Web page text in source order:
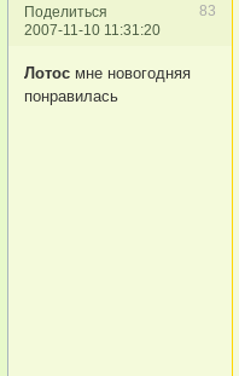
Поделиться
83
2007-11-10 11:31:20
Лотос мне новогодняя
понравилась